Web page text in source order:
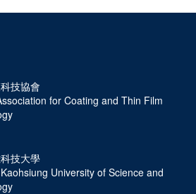
技協會
for Coating and Thin Film
技大學
University of Science and